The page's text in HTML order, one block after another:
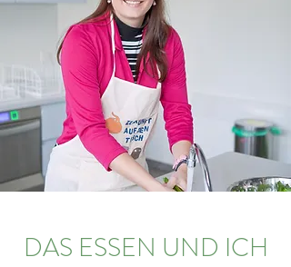
DAS ESSEN UND ICH